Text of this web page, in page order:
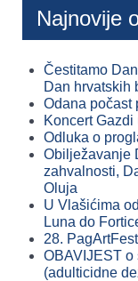
Najnovije
Čestitamo
Dan hrvatskih
Odana počast
Koncert Gazdi
Odluka o
Obilježavanje
zahvalnosti,
Oluja
U Vlašićima
Luna do
28.
OBAVIJEST
(adulticidne